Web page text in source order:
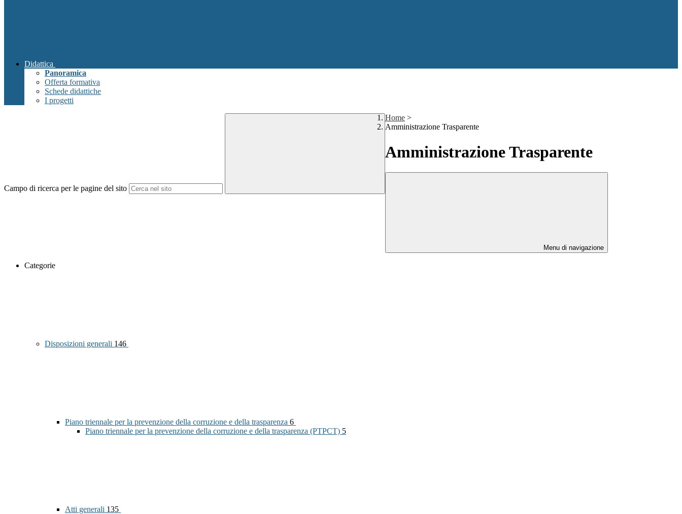
Didattica
Panoramica
Offerta formativa
Schede didattiche
I progetti
Campo di ricerca per le pagine del sito
Home >
Amministrazione Trasparente
Amministrazione Trasparente
Menu di navigazione
Categorie
Disposizioni generali 146
Piano triennale per la prevenzione della corruzione e della trasparenza 6
Piano triennale per la prevenzione della corruzione e della trasparenza (PTPCT) 5
Atti generali 135